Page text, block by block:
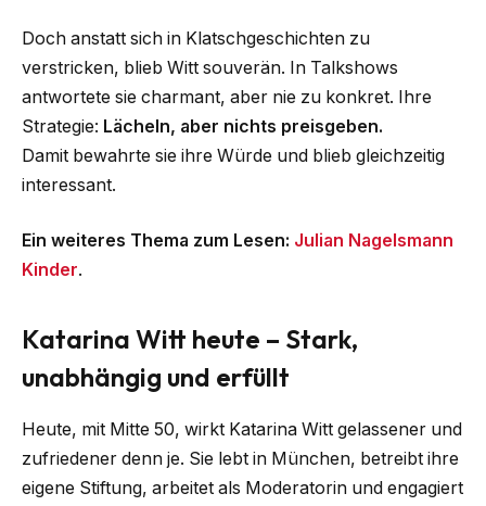
Doch anstatt sich in Klatschgeschichten zu
verstricken, blieb Witt souverän. In Talkshows
antwortete sie charmant, aber nie zu konkret. Ihre
Strategie: Lächeln, aber nichts preisgeben.
Damit bewahrte sie ihre Würde und blieb gleichzeitig
interessant.
Ein weiteres Thema zum Lesen: Julian Nagelsmann
Kinder.
Katarina Witt heute – Stark,
unabhängig und erfüllt
Heute, mit Mitte 50, wirkt Katarina Witt gelassener und
zufriedener denn je. Sie lebt in München, betreibt ihre
eigene Stiftung, arbeitet als Moderatorin und engagiert